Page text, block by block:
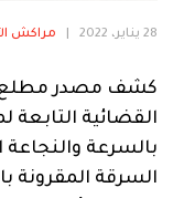
آراء 28 يناير، 2022 مراكش
كشف مصدر مطلع
القضائية التابعة
بالسرعة والنجاعة
السرقة المقرونة